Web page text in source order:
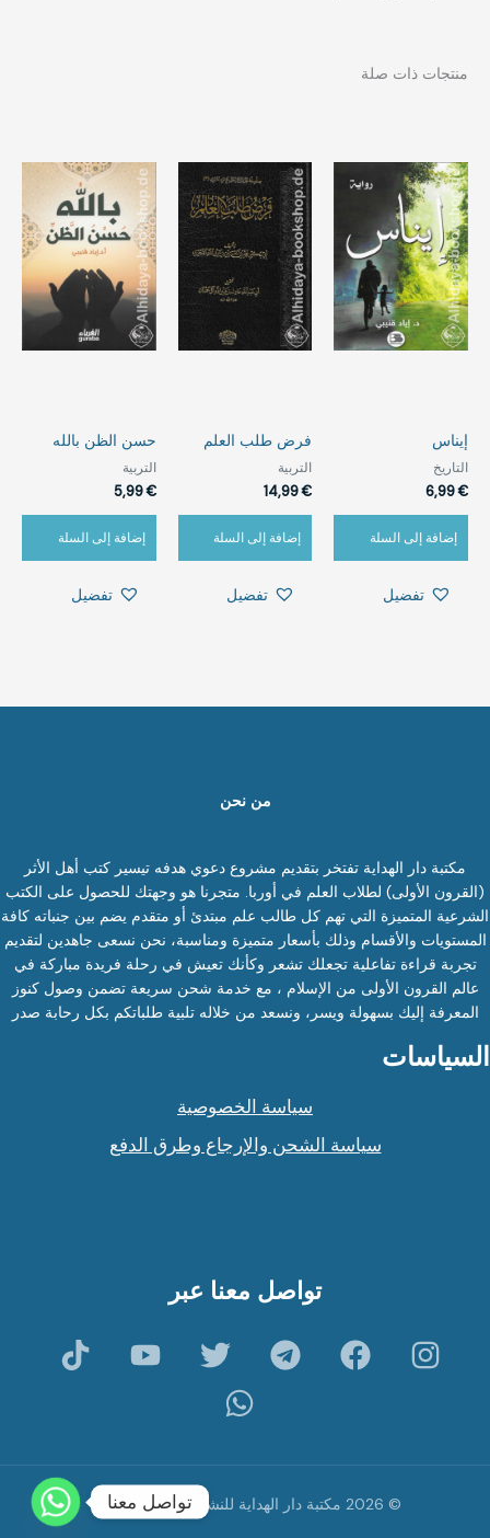
منتجات ذات صلة
إيناس
التاريخ
6,99€
إضافة إلى السلة
تفضيل
فرض طلب العلم
التربية
14,99€
إضافة إلى السلة
تفضيل
حسن الظن بالله
التربية
5,99€
إضافة إلى السلة
تفضيل
من نحن
مكتبة دار الهداية تفتخر بتقديم مشروع دعوي هدفه تيسير كتب أهل الأثر
(القرون الأولى) لطلاب العلم في أوربا. متجرنا هو وجهتك للحصول على الكتب
الشرعية المتميزة التي تهم كل طالب علم مبتدئ أو متقدم يضم بين جنباته كافة
المستويات والأقسام وذلك بأسعار متميزة ومناسبة، نحن نسعى جاهدين لتقديم
تجربة قراءة تفاعلية تجعلك تشعر وكأنك تعيش في رحلة فريدة مباركة في
عالم القرون الأولى من الإسلام ، مع خدمة شحن سريعة تضمن وصول كنوز
المعرفة إليك بسهولة ويسر، ونسعد من خلاله تلبية طلباتكم بكل رحابة صدر
السياسات
سياسة الخصوصية
سياسة الشحن والإرجاع وطرق الدفع
تواصل معنا عبر
© 2026 مكتبة دار الهداية للنشر والتوزيع - ألمانيا. تواصل معنا